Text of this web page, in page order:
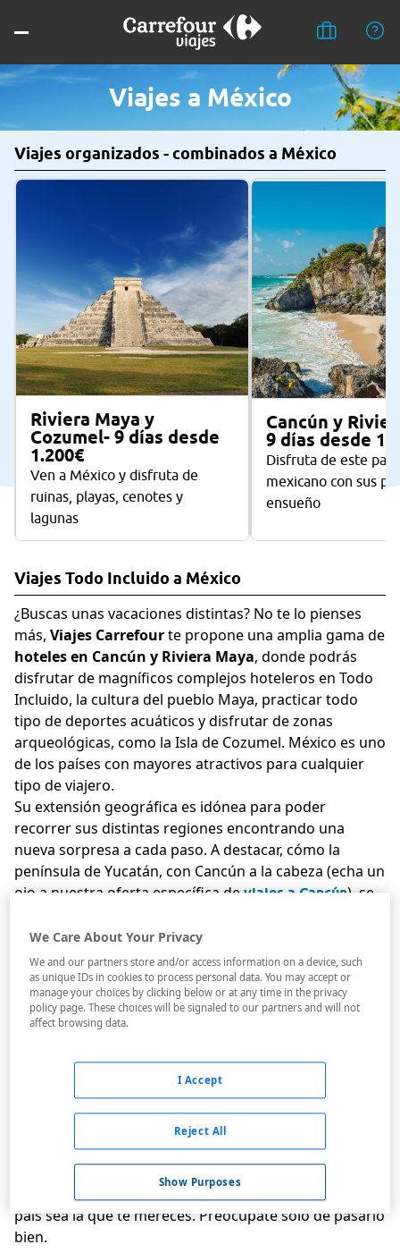
Viajes a México
Viajes organizados - combinados a México
Riviera Maya y
Cozumel- 9 días desde
1.200€
Ven a México y disfruta de
ruinas, playas, cenotes y
lagunas
Cancún y
9 días desde
Disfruta de este
mexicano con sus
ensueño
Viajes Todo Incluido a México
¿Buscas unas vacaciones distintas? No te lo pienses
más, Viajes Carrefourte propone una amplia gama de
hoteles en Cancún y Riviera Maya, donde podrás
disfrutar de magníficos complejos hoteleros en Todo
Incluido, la cultura del pueblo Maya, practicar todo
tipo de deportes acuáticos y disfrutar de zonas
arqueológicas, como la Isla de Cozumel. México es uno
de los países con mayores atractivos para cualquier
tipo de viajero.
Su extensión geográfica es idónea para poder
recorrer sus distintas regiones encontrando una
nueva sorpresa a cada paso. A destacar, cómo la
península de Yucatán, con Cancún a la cabeza (echa un
ojo a nuestra oferta específica de viajes a Cancún), se
Viaje a México, una visita al paraíso
Sin embargo, no debemos olvidar la inmensidad de
México D. F., la belleza deVeracruz, la oferta turística
deAcapulcoo la innegable personalidad de
rompecabezas que has de ver al completo para que
todo encaje y para darte cuenta de la grandeza de una
nación llena de encantos. En Viajes Carrefour
encontrarás a agentes expertos en este destino que te
recomendarán las mejores ciudades para visitar, la
mejor combinación de vuelo más hotel y los
transportes más efectivos para que tu estancia en el
país sea la que te mereces. Preocúpate solo de pasarlo
bien.
We Care About Your Privacy
We and our partners store and/or access information on a device, such
as unique IDs in cookies to process personal data. You may accept or
manage your choices by clicking below or at any time in the privacy
policy page. These choices will be signaled to our partners and will not
affect browsing data.
Show Purposes
Reject All
I Accept